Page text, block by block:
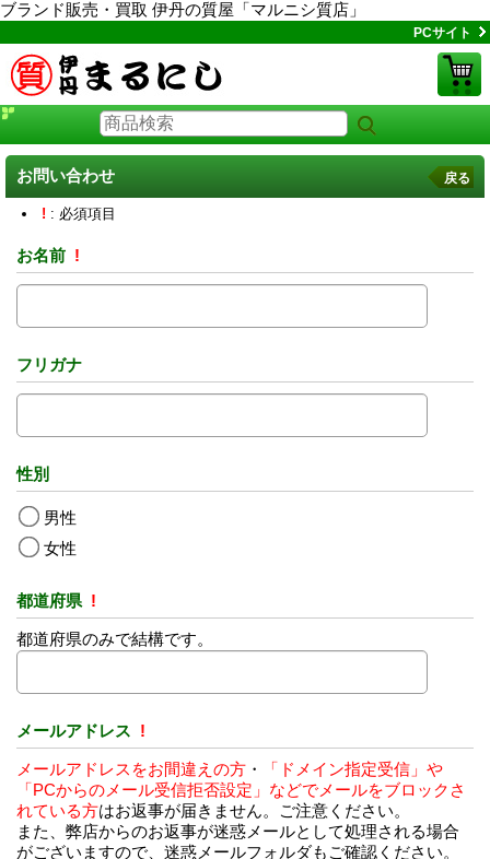
ブランド販売・買取 伊丹の質屋「マルニシ質店」
PCサイト
お問い合わせ 戻る
! : 必須項目
お名前 !
フリガナ
性別
男性
女性
都道府県 !
都道府県のみで結構です。
メールアドレス !
メールアドレスをお間違えの方 ・
「ドメイン指定受信」や
「PCからのメール受信拒否設定」などでメールをブロックさ
れている方はお返事が届きません。ご注意ください。
また、弊店からのお返事が迷惑メールとして処理される場合
がございますので、迷惑メールフォルダもご確認ください。